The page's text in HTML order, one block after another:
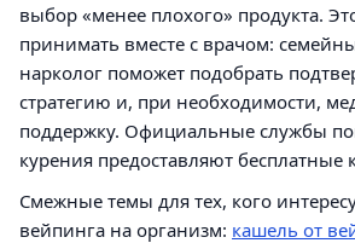
выбор «менее плохого» продукта.
принимать вместе с врачом:
нарколог поможет подобрать
стратегию и, при необходимости,
поддержку. Официальные службы
курения предоставляют бесплатные
Смежные темы для тех, кого
вейпинга на организм: кашель от